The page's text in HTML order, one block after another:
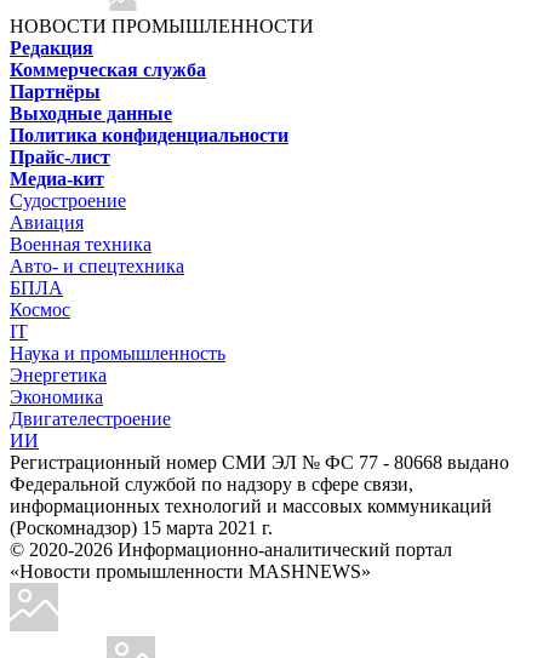
НОВОСТИ ПРОМЫШЛЕННОСТИ
Редакция
Коммерческая служба
Партнёры
Выходные данные
Политика конфиденциальности
Прайс-лист
Медиа-кит
Судостроение
Авиация
Военная техника
Авто- и спецтехника
БПЛА
Космос
IT
Наука и промышленность
Энергетика
Экономика
Двигателестроение
ИИ
Регистрационный номер СМИ ЭЛ № ФС 77 - 80668 выдано
Федеральной службой по надзору в сфере связи,
информационных технологий и массовых коммуникаций
(Роскомнадзор) 15 марта 2021 г.
© 2020-2026 Информационно-аналитический портал
«Новости промышленности MASHNEWS»